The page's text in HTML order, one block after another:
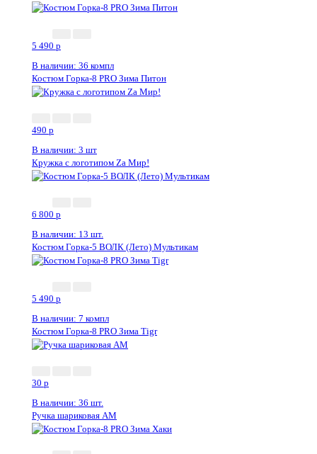
5 490 p
В наличии: 36 компл
Костюм Горка-8 PRO Зима Питон
490 p
В наличии: 3 шт
Кружка с логотипом Zа Мир!
6 800 p
В наличии: 13 шт.
Костюм Горка-5 ВОЛК (Лето) Мультикам
5 490 p
В наличии: 7 компл
Костюм Горка-8 PRO Зима Tigr
30 p
В наличии: 36 шт.
Ручка шариковая АМ